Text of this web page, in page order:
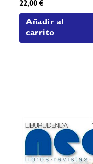
22,00€
Añadir al
carrito